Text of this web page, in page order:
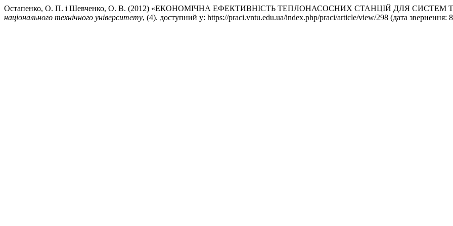
Остапенко, О. П. і Шевченко, О. В. (2012) «ЕКОНОМІЧНА ЕФЕКТИВНІСТЬ ТЕПЛОНАСОСНИХ СТАНЦІЙ ДЛЯ
національного технічного університету, (4). доступний у: https://praci.vntu.edu.ua/index.php/praci/article/view/298 (дата звернення: